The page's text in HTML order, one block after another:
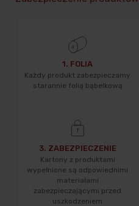
1. FOLIA
Każdy produkt zabezpieczamy
starannie folią bąbelkową
3. ZABEZPIECZENIE
Kartony z produktami
wypełnione są odpowiednimi
materiałami
zabezpieczającymi przed
uszkodzeniem